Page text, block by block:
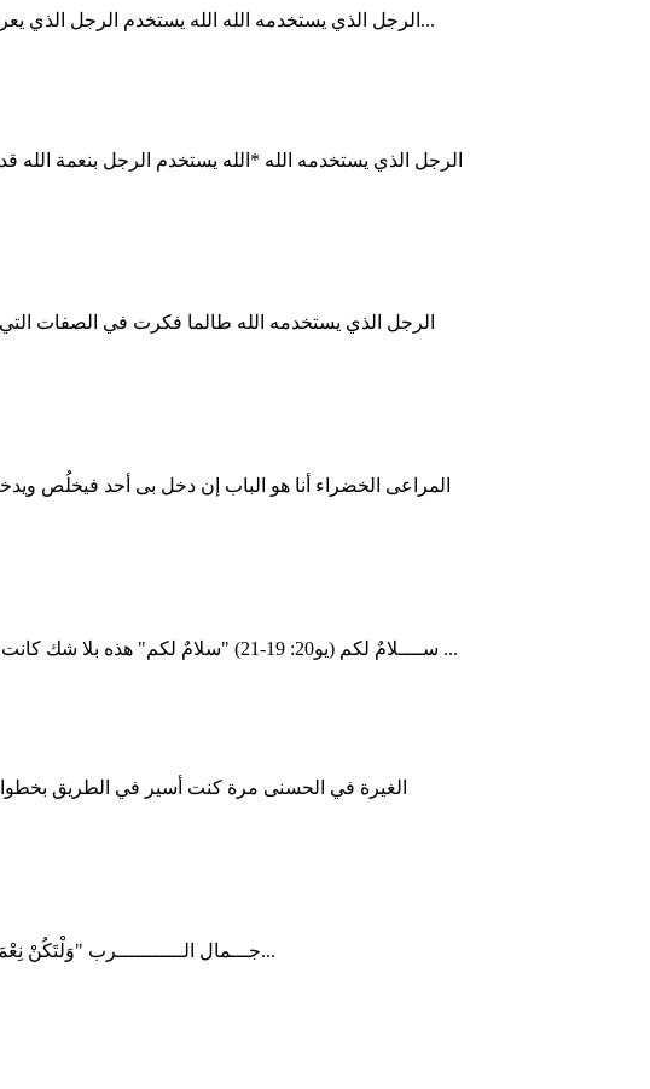
الرجل الذي يستخدمه الله الله يستخدم الرجل الذي يعرف كيف يغلب في الصلاة * إن جمي...
الرجل الذي يستخدمه الله *الله يستخدم الرجل بنعمة
الرجل الذي يستخدمه الله طالما فكرت في الصفات
ســــلامٌ لكم (يو20: 19-21) "سلامٌ لكم" هذه بلا شك كانت صيغة مألوفة من صيغ التحية ، وبين أولئك ...
الغيرة في الحسنى مرة كنت أسير في الطريق
جـــمال الـــــــــــرب "وَلْتَكُنْ نِعْمَةُ الرَّبِّ إِلهِنَا عَلَيْنَا" كل إعلان لدينا عن الله...